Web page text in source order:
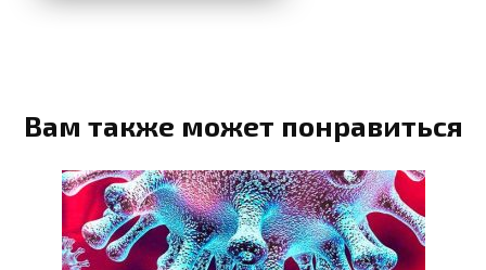
Вам также может понравиться